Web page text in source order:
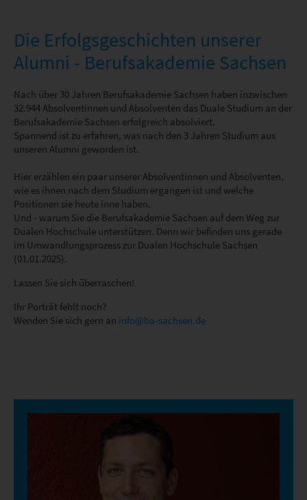
17. Dezember 2024
Organisationsübergang von der
Berufsakademie zur Dualen Hochschule
Sachsen
12. Dezember 2024
Die Erfolgsgeschichten unserer
Alumni - Berufsakademie Sachsen
Nach über 30 Jahren Berufsakademie Sachsen haben inzwischen
32.944 Absolventinnen und Absolventen das Duale Studium an der
Berufsakademie Sachsen erfolgreich absolviert.
Spannend ist zu erfahren, was nach den 3 Jahren Studium aus
unseren Alumni geworden ist.
Hier erzählen ein paar unserer Absolventinnen und Absolventen,
wie es ihnen nach dem Studium ergangen ist und welche
Positionen sie heute inne haben.
Und - warum Sie die Berufsakademie Sachsen auf dem Weg zur
Dualen Hochschule unterstützen. Denn wir befinden uns gerade
im Umwandlungsprozess zur Dualen Hochschule Sachsen
(01.01.2025).
Lassen Sie sich überraschen!
Ihr Porträt fehlt noch?
Wenden Sie sich gern an info@ba-sachsen.de